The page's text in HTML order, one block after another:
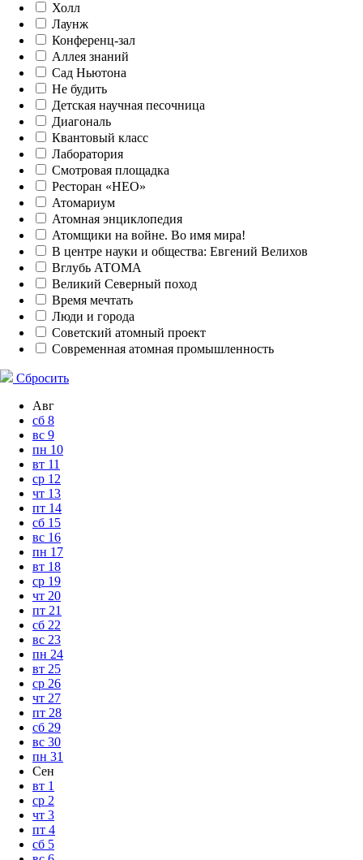
Холл
Лаунж
Конференц-зал
Аллея знаний
Сад Ньютона
Не будить
Детская научная песочница
Диагональ
Квантовый класс
Лаборатория
Смотровая площадка
Ресторан «НЕО»
Атомариум
Атомная энциклопедия
Атомщики на войне. Во имя мира!
В центре науки и общества: Евгений Велихов
Вглубь АТОМА
Великий Северный поход
Время мечтать
Люди и города
Советский атомный проект
Современная атомная промышленность
Сбросить
Авг
сб 8
вс 9
пн 10
вт 11
ср 12
чт 13
пт 14
сб 15
вс 16
пн 17
вт 18
ср 19
чт 20
пт 21
сб 22
вс 23
пн 24
вт 25
ср 26
чт 27
пт 28
сб 29
вс 30
пн 31
Сен
вт 1
ср 2
чт 3
пт 4
сб 5